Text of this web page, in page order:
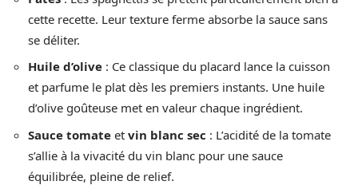
cette recette. Leur texture ferme absorbe la sauce sans
se déliter.
Huile d’olive : Ce classique du placard lance la cuisson
et parfume le plat dès les premiers instants. Une huile
d’olive goûteuse met en valeur chaque ingrédient.
Sauce tomate et vin blanc sec : L’acidité de la tomate
s’allie à la vivacité du vin blanc pour une sauce
équilibrée, pleine de relief.